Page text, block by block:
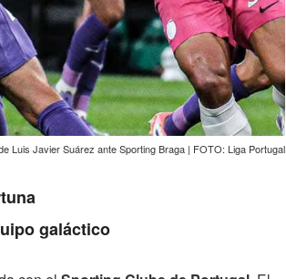
Luis Javier Suárez ante Sporting Braga | FOTO: Liga Portugal
galáctico